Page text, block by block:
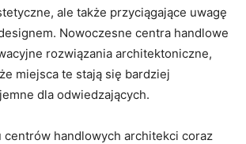
ale także przyciągające uwagę
Nowoczesne centra handlowe
rozwiązania architektoniczne,
miejsca te stają się bardziej
dla odwiedzających.
centrów handlowych architekci coraz